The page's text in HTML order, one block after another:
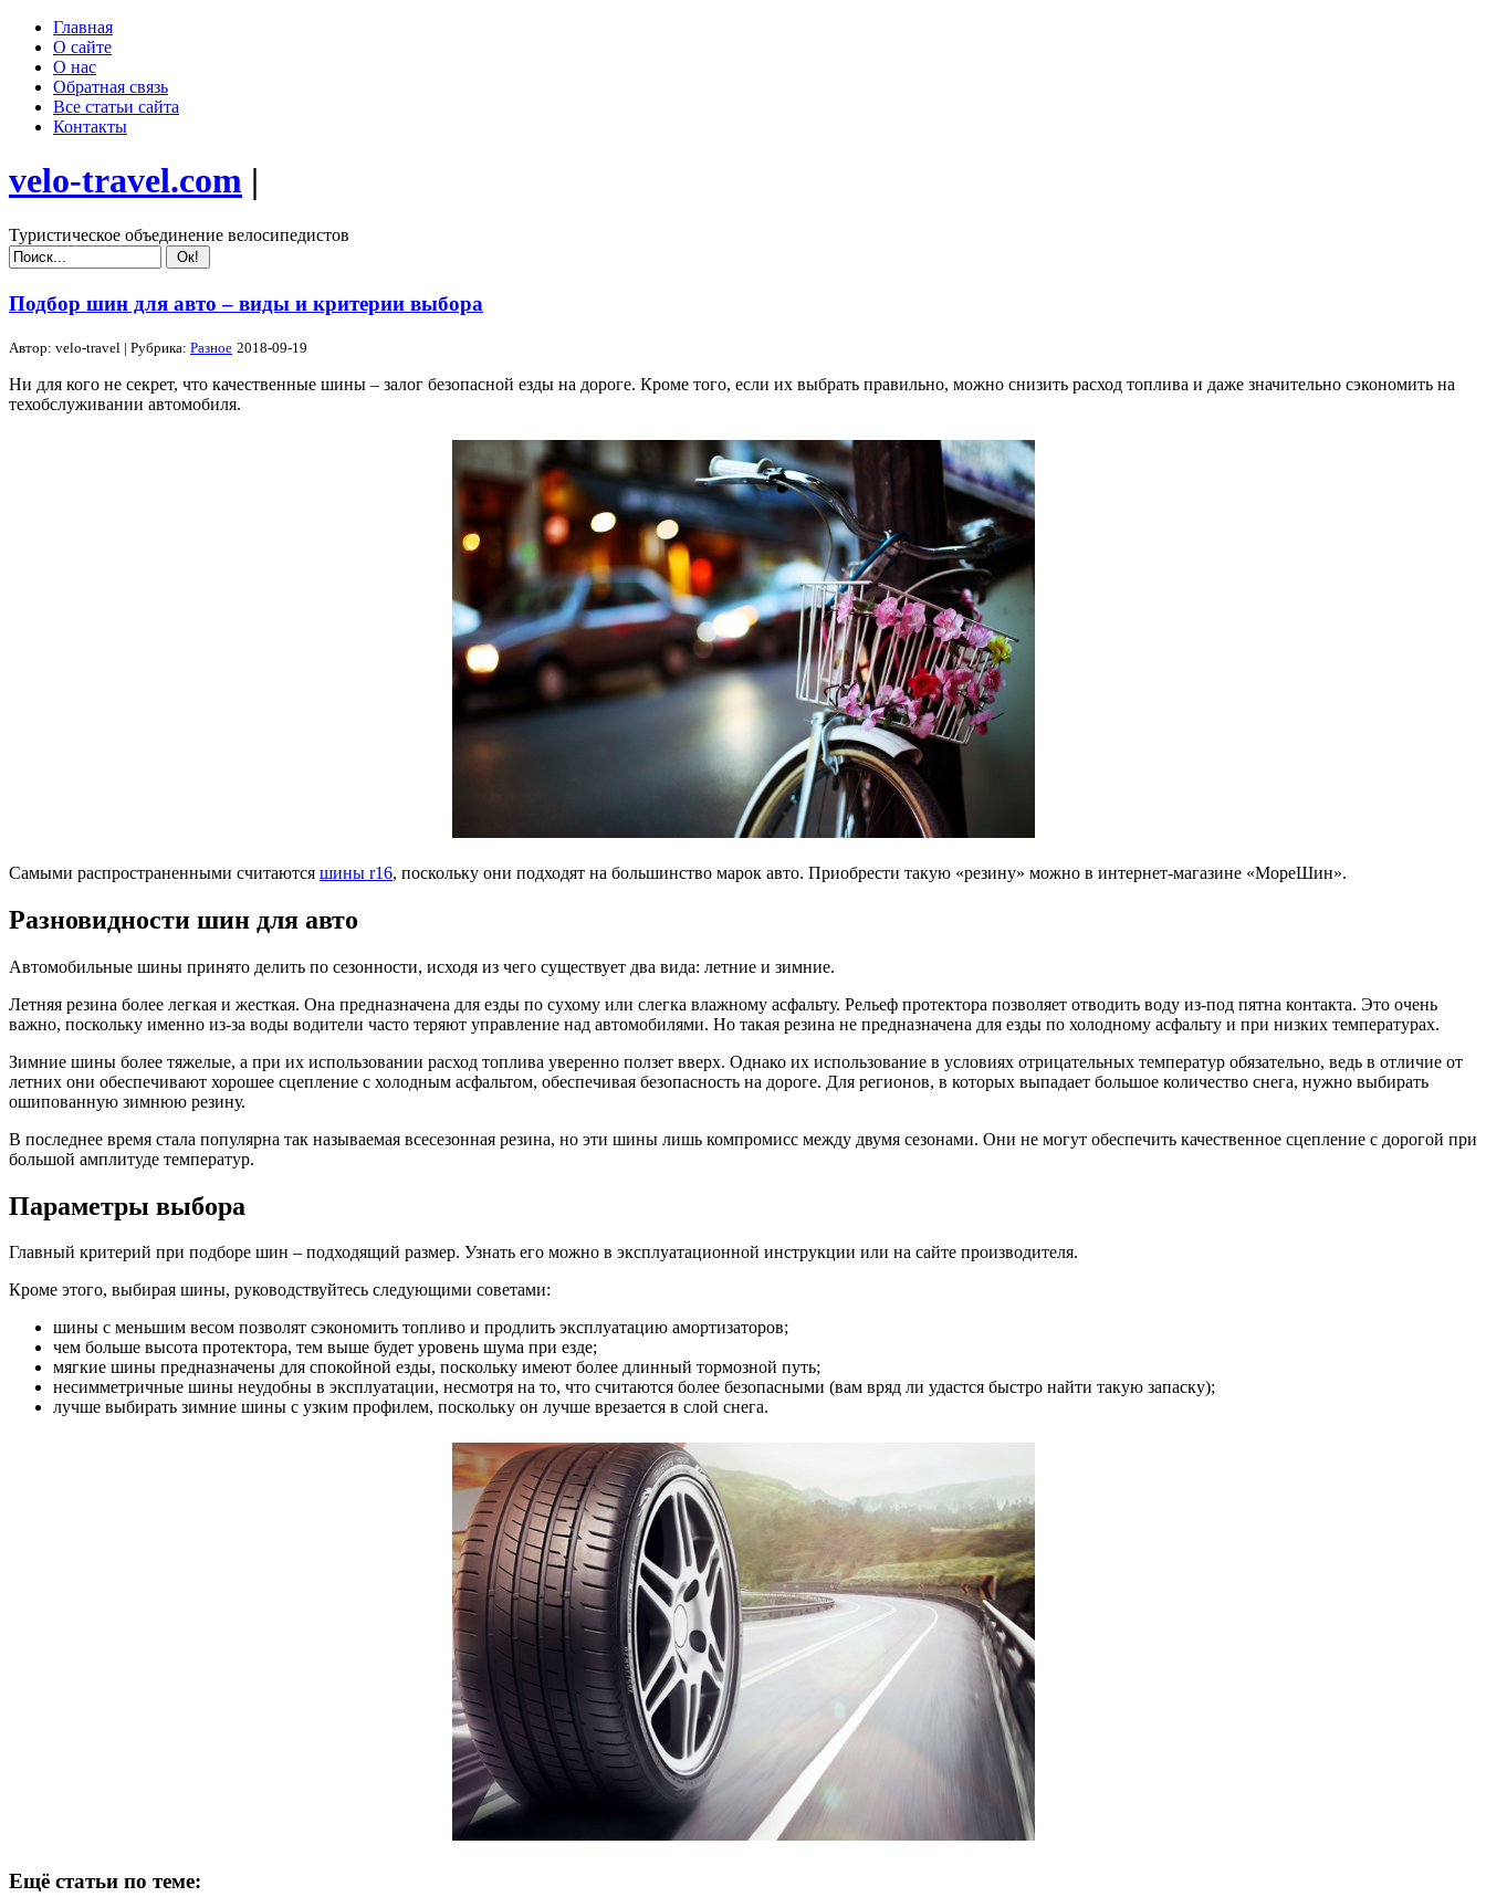
Главная
О сайте
О нас
Обратная связь
Все статьи сайта
Контакты
velo-travel.com |
Туристическое объединение велосипедистов
Подбор шин для авто – виды и критерии выбора
Автор: velo-travel | Рубрика: Разное 2018-09-19
Ни для кого не секрет, что качественные шины – залог безопасной езды на дороге. Кроме того, если их выбрать правильно, можно снизить расход топлива и даже значительно сэкономить на
техобслуживании автомобиля.
Самыми распространенными считаются шины r16, поскольку они подходят на большинство марок авто. Приобрести такую «резину» можно в интернет-магазине «МореШин».
Разновидности шин для авто
Автомобильные шины принято делить по сезонности, исходя из чего существует два вида: летние и зимние.
Летняя резина более легкая и жесткая. Она предназначена для езды по сухому или слегка влажному асфальту. Рельеф протектора позволяет отводить воду из-под пятна контакта. Это очень
важно, поскольку именно из-за воды водители часто теряют управление над автомобилями. Но такая резина не предназначена для езды по холодному асфальту и при низких температурах.
Зимние шины более тяжелые, а при их использовании расход топлива уверенно ползет вверх. Однако их использование в условиях отрицательных температур обязательно, ведь в отличие от
летних они обеспечивают хорошее сцепление с холодным асфальтом, обеспечивая безопасность на дороге. Для регионов, в которых выпадает большое количество снега, нужно выбирать
ошипованную зимнюю резину.
В последнее время стала популярна так называемая всесезонная резина, но эти шины лишь компромисс между двумя сезонами. Они не могут обеспечить качественное сцепление с дорогой при
большой амплитуде температур.
Параметры выбора
Главный критерий при подборе шин – подходящий размер. Узнать его можно в эксплуатационной инструкции или на сайте производителя.
Кроме этого, выбирая шины, руководствуйтесь следующими советами:
шины с меньшим весом позволят сэкономить топливо и продлить эксплуатацию амортизаторов;
чем больше высота протектора, тем выше будет уровень шума при езде;
мягкие шины предназначены для спокойной езды, поскольку имеют более длинный тормозной путь;
несимметричные шины неудобны в эксплуатации, несмотря на то, что считаются более безопасными (вам вряд ли удастся быстро найти такую запаску);
лучше выбирать зимние шины с узким профилем, поскольку он лучше врезается в слой снега.
Ещё статьи по теме: